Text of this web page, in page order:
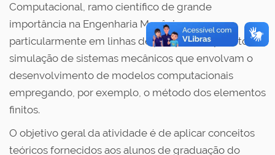
Computacional, ramo científico de grande
importância na Engenharia Mecânica,
particularmente em linhas de pesquisa de projeto e
simulação de sistemas mecânicos que envolvam o
desenvolvimento de modelos computacionais
empregando, por exemplo, o método dos elementos
finitos.
O objetivo geral da atividade é de aplicar conceitos
teóricos fornecidos aos alunos de graduação do